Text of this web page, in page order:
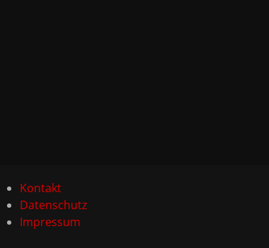
Kontakt
Datenschutz
Impressum